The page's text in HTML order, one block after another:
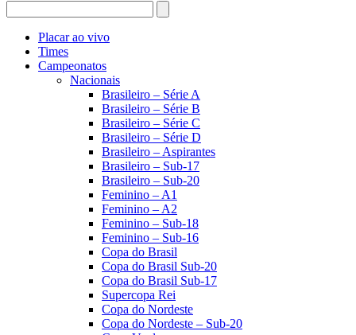
Placar ao vivo
Times
Campeonatos
Nacionais
Brasileiro – Série A
Brasileiro – Série B
Brasileiro – Série C
Brasileiro – Série D
Brasileiro – Aspirantes
Brasileiro – Sub-17
Brasileiro – Sub-20
Feminino – A1
Feminino – A2
Feminino – Sub-18
Feminino – Sub-16
Copa do Brasil
Copa do Brasil Sub-20
Copa do Brasil Sub-17
Supercopa Rei
Copa do Nordeste
Copa do Nordeste – Sub-20